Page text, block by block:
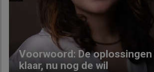
Voorwoord: De oplossingen
klaar, nu nog de wil